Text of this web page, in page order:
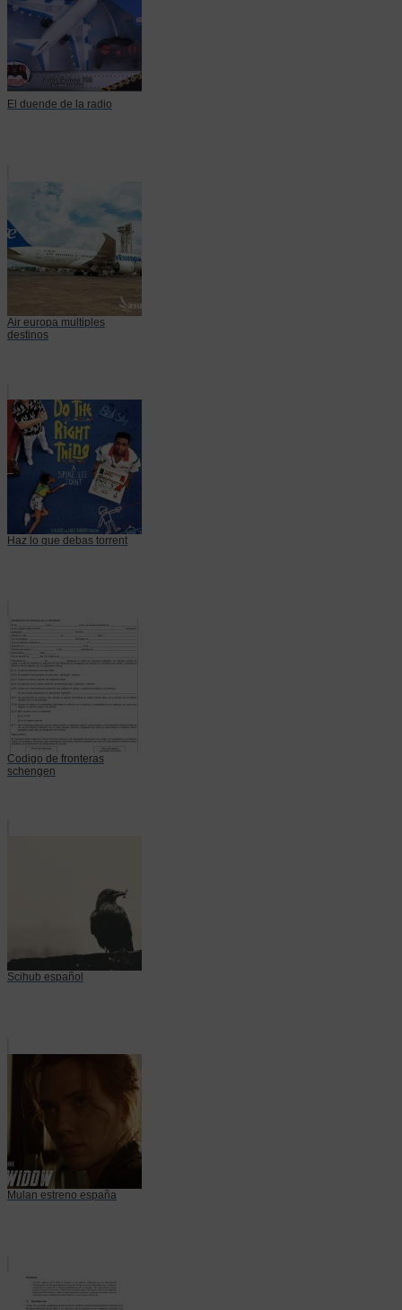
El duende de la radio
Air europa multiples
destinos
Haz lo que debas torrent
Codigo de fronteras
schengen
Scihub español
Mulan estreno españa